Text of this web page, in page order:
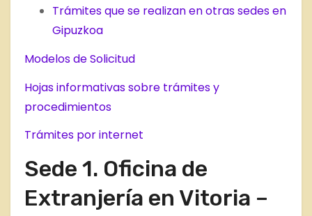
Trámites que se realizan en otras sedes en
Gipuzkoa
Modelos de Solicitud
Hojas informativas sobre trámites y
procedimientos
Trámites por internet
Sede 1. Oficina de
Extranjería en Vitoria –